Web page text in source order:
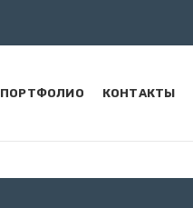
ПОРТФОЛИО КОНТАКТЫ